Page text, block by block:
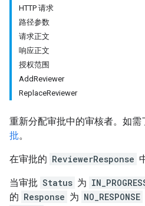
HTTP 请求
路径参数
请求正文
响应正文
授权范围
AddReviewer
ReplaceReviewer
重新分配审批中的审核者。如需
批。
在审批的 ReviewerResponse
当审批 Status 为
的 Response 为 NO_RESPONSE